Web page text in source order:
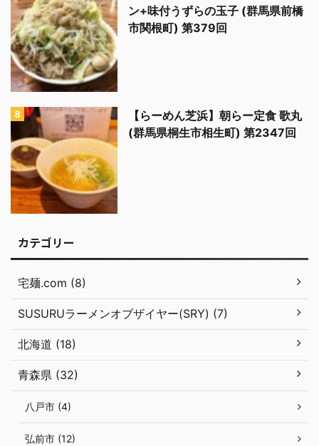
ン+味付うずらの玉子 (群馬県前橋
市関根町) 第379回
【らーめん芝浜】朝らー定食 歌丸
(群馬県桐生市相生町) 第2347回
カテゴリー
宅麺.com (8)
SUSURUラーメンオブザイヤー(SRY) (7)
北海道 (18)
青森県 (32)
八戸市 (4)
弘前市 (12)